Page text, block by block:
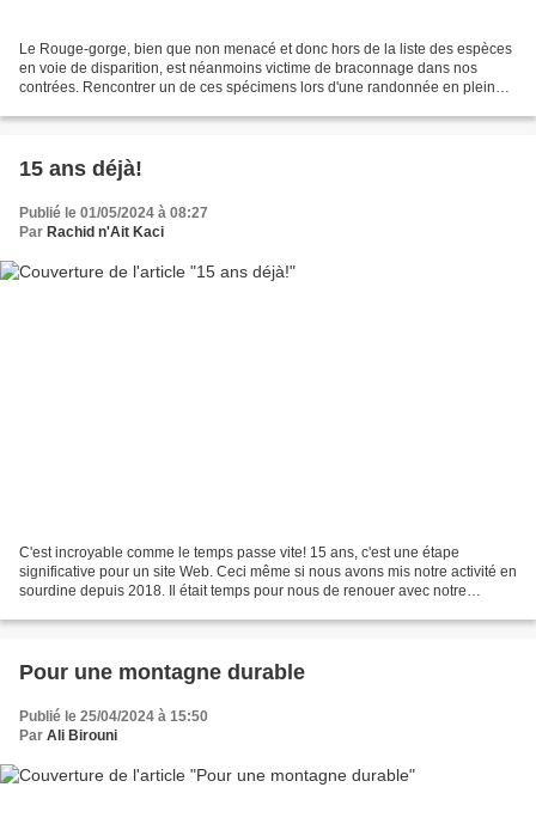
Le Rouge-gorge, bien que non menacé et donc hors de la liste des espèces
en voie de disparition, est néanmoins victime de braconnage dans nos
contrées. Rencontrer un de ces spécimens lors d'une randonnée en pleine
15 ans déjà!
Publié le 01/05/2024 à 08:27
Par Rachid n'Ait Kaci
C'est incroyable comme le temps passe vite! 15 ans, c'est une étape
significative pour un site Web. Ceci même si nous avons mis notre activité en
sourdine depuis 2018. Il était temps pour nous de renouer avec notre
Pour une montagne durable
Publié le 25/04/2024 à 15:50
Par Ali Birouni